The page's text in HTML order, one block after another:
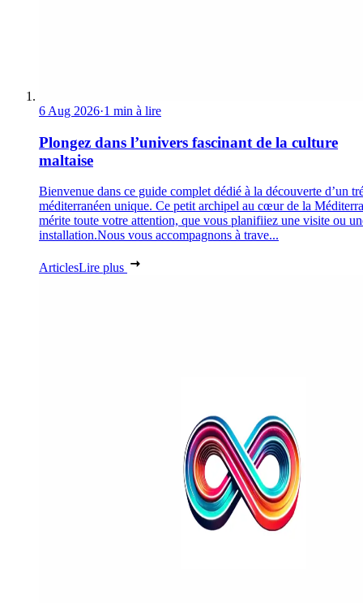
6 Aug 2026·1 min à lire
Plongez dans l’univers fascinant de la culture
maltaise
Bienvenue dans ce guide complet dédié à la découverte d’un
méditerranéen unique. Ce petit archipel au cœur de la
mérite toute votre attention, que vous planifiiez une visite ou
installation.Nous vous accompagnons à trave...
ArticlesLire plus